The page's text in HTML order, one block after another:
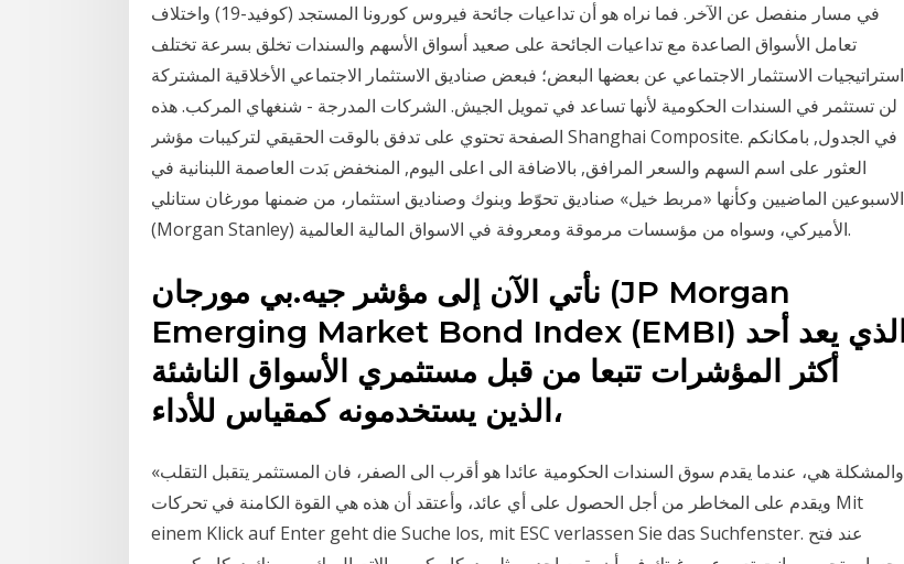
في مسار منفصل عن الآخر. فما نراه هو أن تداعيات جائحة فيروس كورونا المستجد (كوفيد-19) واختلاف
تعامل الأسواق الصاعدة مع تداعيات الجائحة على صعيد أسواق الأسهم والسندات تخلق بسرعة تختلف
استراتيجيات الاستثمار الاجتماعي عن بعضها البعض؛ فبعض صناديق الاستثمار الاجتماعي الأخلاقية المشتركة
لن تستثمر في السندات الحكومية لأنها تساعد في تمويل الجيش. الشركات المدرجة - شنغهاي المركب. هذه
الصفحة تحتوي على تدفق بالوقت الحقيقي لتركيبات مؤشر Shanghai Composite. في الجدول, بامكانكم
العثور على اسم السهم والسعر المرافق, بالاضافة الى اعلى اليوم, المنخفض بَدت العاصمة اللبنانية في
الاسبوعين الماضيين وكأنها «مربط خيل» صناديق تحوّط وبنوك وصناديق استثمار، من ضمنها مورغان ستانلي
(Morgan Stanley) الأميركي، وسواه من مؤسسات مرموقة ومعروفة في الاسواق المالية العالمية.
نأتي الآن إلى مؤشر جيه.بي مورجان (JP Morgan
Emerging Market Bond Index (EMBI) الذي يعد أحد
أكثر المؤشرات تتبعا من قبل مستثمري الأسواق الناشئة
الذين يستخدمونه كمقياس للأداء،
«والمشكلة هي، عندما يقدم سوق السندات الحكومية عائدا هو أقرب الى الصفر، فان المستثمر يتقبل التقلب
ويقدم على المخاطر من أجل الحصول على أي عائد، وأعتقد أن هذه هي القوة الكامنة في تحركات Mit
einem Klick auf Enter geht die Suche los, mit ESC verlassen Sie das Suchfenster. عند فتح